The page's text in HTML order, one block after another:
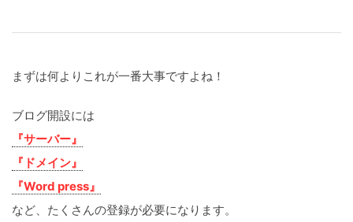
まずは何よりこれが一番大事ですよね！
ブログ開設には
『サーバー』
『ドメイン』
『Word press』
など、たくさんの登録が必要になります。